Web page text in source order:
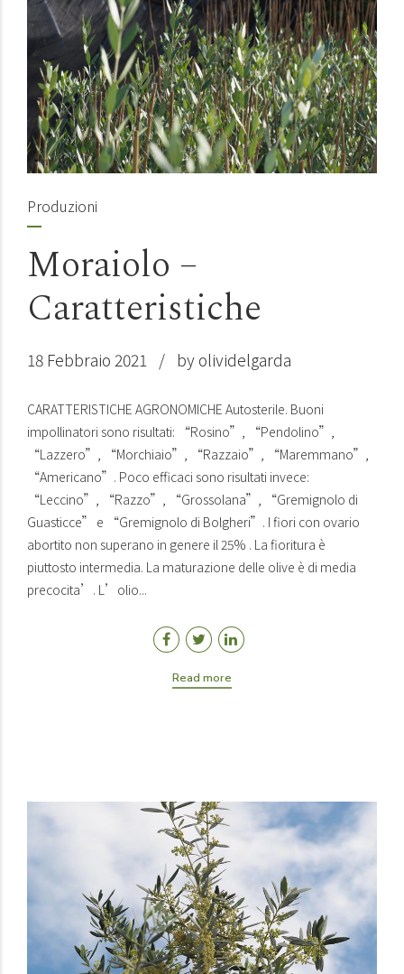
Produzioni
Moraiolo –
Caratteristiche
18 Febbraio 2021 by olividelgarda
CARATTERISTICHE AGRONOMICHE Autosterile. Buoni
impollinatori sono risultati: “Rosino”, “Pendolino”,
“Lazzero”, “Morchiaio”, “Razzaio”, “Maremmano”,
“Americano”. Poco efficaci sono risultati invece:
“Leccino”, “Razzo”, “Grossolana”, “Gremignolo di
Guasticce” e “Gremignolo di Bolgheri”. I fiori con ovario
abortito non superano in genere il 25% . La fioritura è
piuttosto intermedia. La maturazione delle olive è di media
precocita’. L’olio...
Read more